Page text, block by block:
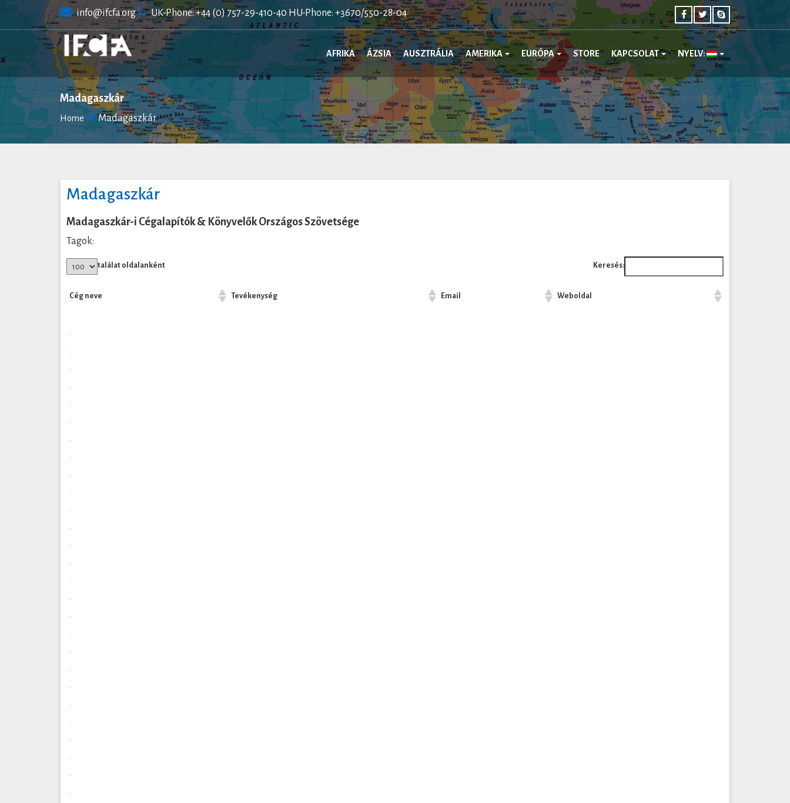
content
info@ifcfa.org UK-Phone: +44 (0) 757-29-410-40 HU-Phone: +3670/550-28-04
AFRIKA ÁZSIA AUSZTRÁLIA AMERIKA EURÓPA STORE KAPCSOLAT NYELV:
Madagaszkár
Home Madagaszkár
Madagaszkár
Madagaszkár-i Cégalapítók & Könyvelők Országos Szövetsége
Tagok:
találat oldalanként Keresés:
Cég neve Tevékenység Email Weboldal
.
.
.
.
.
.
.
.
.
.
.
.
.
.
.
.
.
.
.
.
.
.
.
.
.
.
.